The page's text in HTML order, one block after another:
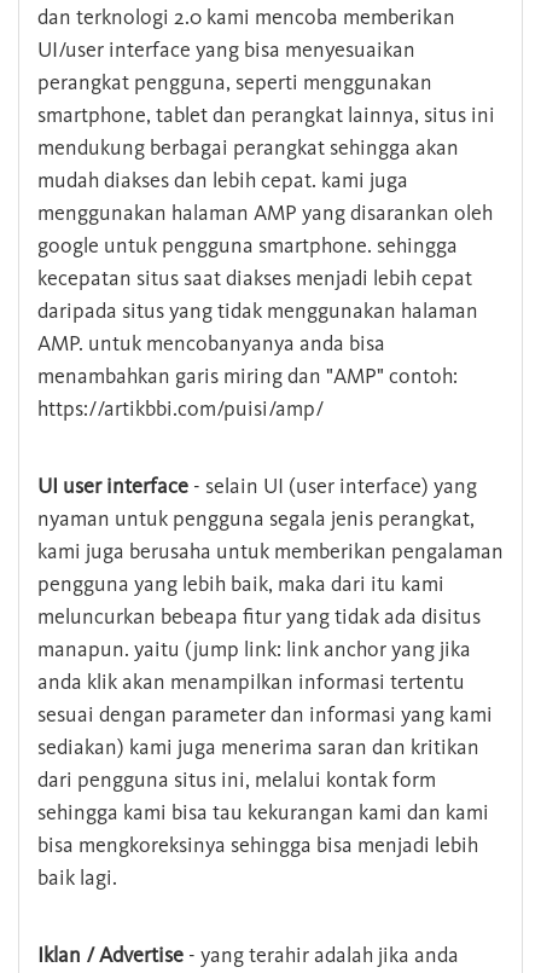
dan terknologi 2.0 kami mencoba memberikan
UI/user interface yang bisa menyesuaikan
perangkat pengguna, seperti menggunakan
smartphone, tablet dan perangkat lainnya, situs ini
mendukung berbagai perangkat sehingga akan
mudah diakses dan lebih cepat. kami juga
menggunakan halaman AMP yang disarankan oleh
google untuk pengguna smartphone. sehingga
kecepatan situs saat diakses menjadi lebih cepat
daripada situs yang tidak menggunakan halaman
AMP. untuk mencobanyanya anda bisa
menambahkan garis miring dan "AMP" contoh:
https://artikbbi.com/puisi/amp/
UI user interface - selain UI (user interface) yang
nyaman untuk pengguna segala jenis perangkat,
kami juga berusaha untuk memberikan pengalaman
pengguna yang lebih baik, maka dari itu kami
meluncurkan bebeapa fitur yang tidak ada disitus
manapun. yaitu (jump link: link anchor yang jika
anda klik akan menampilkan informasi tertentu
sesuai dengan parameter dan informasi yang kami
sediakan) kami juga menerima saran dan kritikan
dari pengguna situs ini, melalui kontak form
sehingga kami bisa tau kekurangan kami dan kami
bisa mengkoreksinya sehingga bisa menjadi lebih
baik lagi.
Iklan / Advertise - yang terahir adalah jika anda